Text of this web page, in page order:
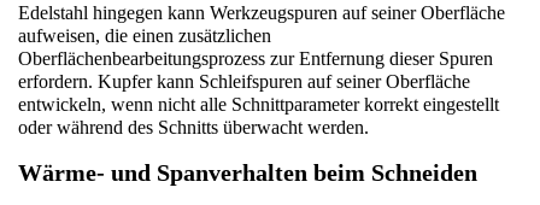
Edelstahl hingegen kann Werkzeugspuren auf seiner Oberfläche
aufweisen, die einen zusätzlichen
Oberflächenbearbeitungsprozess zur Entfernung dieser Spuren
erfordern. Kupfer kann Schleifspuren auf seiner Oberfläche
entwickeln, wenn nicht alle Schnittparameter korrekt eingestellt
oder während des Schnitts überwacht werden.
Wärme- und Spanverhalten beim Schneiden